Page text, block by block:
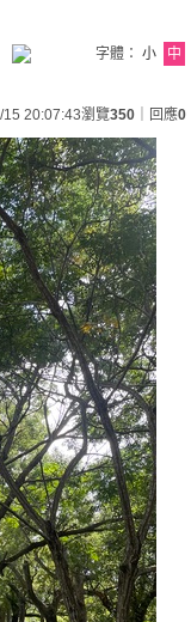
字體： 小 中
20:07:43瀏覽350 ｜回應0